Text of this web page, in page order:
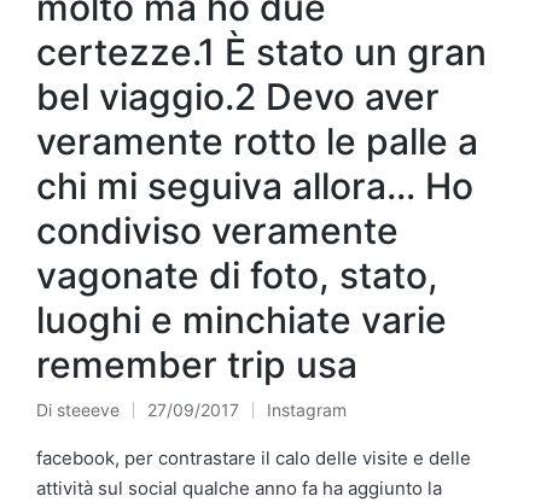
certezze.1 È stato un gran
bel viaggio.2 Devo aver
veramente rotto le palle a
chi mi seguiva allora… Ho
condiviso veramente
vagonate di foto, stato,
luoghi e minchiate varie
remember trip usa
Pubblicato
da
Di steeeve 27/09/2017
Pubblicato
in
Instagram
facebook, per contrastare il calo delle visite e delle
attività sul social qualche anno fa ha aggiunto la